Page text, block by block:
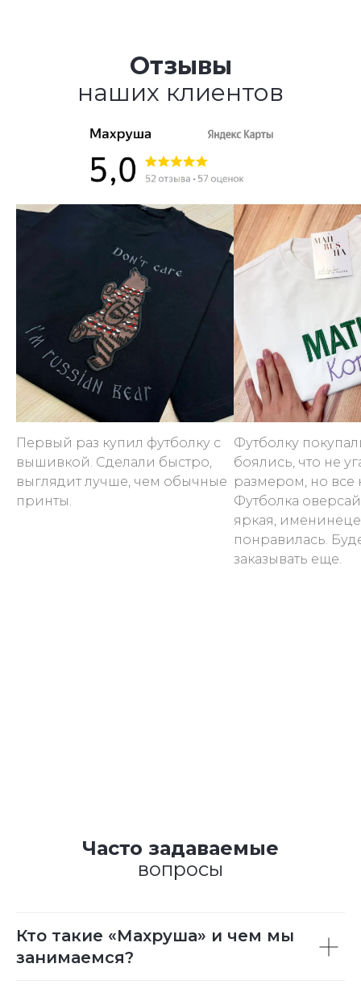
Отзывы
наших клиентов
Первый раз купил футболку с
вышивкой. Сделали быстро,
выглядит лучше, чем обычные
принты.
Футболку
боялись, что не
размером, но все
Футболка
яркая, именинеце
понравилась.
заказывать еще.
Часто задаваемые
вопросы
Кто такие «Махруша» и чем мы
занимаемся?